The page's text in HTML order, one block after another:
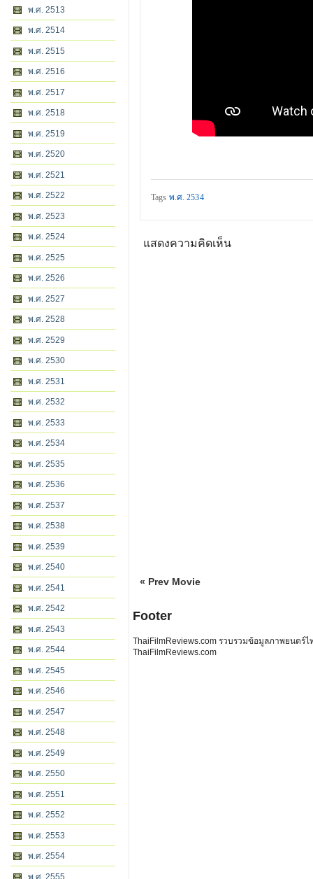
พ.ศ. 2513
พ.ศ. 2514
พ.ศ. 2515
พ.ศ. 2516
พ.ศ. 2517
พ.ศ. 2518
พ.ศ. 2519
พ.ศ. 2520
พ.ศ. 2521
พ.ศ. 2522
พ.ศ. 2523
พ.ศ. 2524
พ.ศ. 2525
พ.ศ. 2526
พ.ศ. 2527
พ.ศ. 2528
พ.ศ. 2529
พ.ศ. 2530
พ.ศ. 2531
พ.ศ. 2532
พ.ศ. 2533
พ.ศ. 2534
พ.ศ. 2535
พ.ศ. 2536
พ.ศ. 2537
พ.ศ. 2538
พ.ศ. 2539
พ.ศ. 2540
พ.ศ. 2541
พ.ศ. 2542
พ.ศ. 2543
พ.ศ. 2544
พ.ศ. 2545
พ.ศ. 2546
พ.ศ. 2547
พ.ศ. 2548
พ.ศ. 2549
พ.ศ. 2550
พ.ศ. 2551
พ.ศ. 2552
พ.ศ. 2553
พ.ศ. 2554
พ.ศ. 2555
Tags พ.ศ. 2534
แสดงความคิดเห็น
« Prev Movie
Footer
ThaiFilmReviews.com รวบรวมข้อมูลภาพยนตร์
ThaiFilmReviews.com